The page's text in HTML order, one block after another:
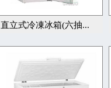
直立式冷凍冰箱(六抽...